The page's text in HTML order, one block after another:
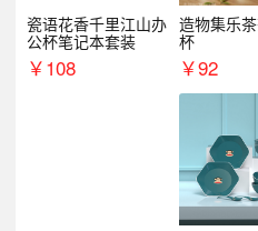
瓷语花香千里江山办
公杯笔记本套装
￥108
造物集乐
杯
￥92